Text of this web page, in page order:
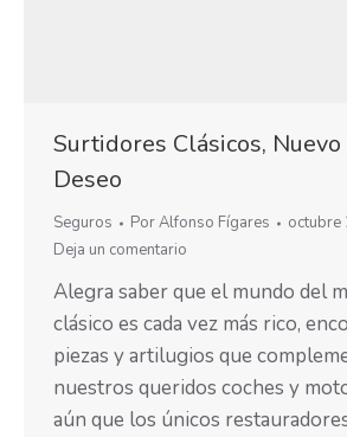
Surtidores Clásicos,
Deseo
Seguros PorAlfonso Fígares
octubre
Deja un comentario
Alegra saber que el mundo del
clásico es cada vez más rico,
piezas y artilugios que
nuestros queridos coches y
aún que los únicos